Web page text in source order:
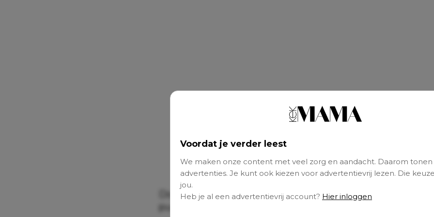
Voordat je verder leest
We maken onze content met veel zorg en aandacht. Daarom tonen
advertenties. Je kunt ook kiezen voor advertentievrij lezen. Die
jou.
Heb je al een advertentievrij account? Hier inloggen
Door een poster in de gang te hangen, maakt de school in
punten duidelijk waar voor hen de grens ligt.